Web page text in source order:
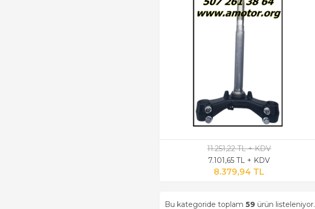
11.251,22 TL + KDV
7.101,65 TL + KDV
8.379,94 TL
Bu kategoride toplam 59 ürün listeleniyor.